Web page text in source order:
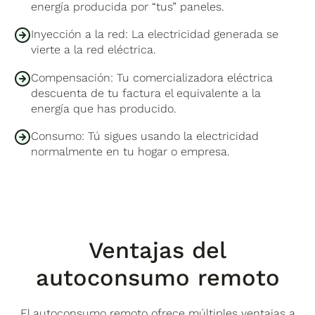
energía producida por “tus” paneles.
Inyección a la red: La electricidad generada se
vierte a la red eléctrica.
Compensación: Tu comercializadora eléctrica
descuenta de tu factura el equivalente a la
energía que has producido.
Consumo: Tú sigues usando la electricidad
normalmente en tu hogar o empresa.
Ventajas del
autoconsumo remoto